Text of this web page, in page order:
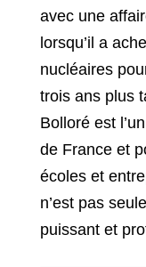
avec une
lorsqu’il a
nucléaires
trois ans plus
Bolloré est
de France et
écoles et
n’est pas
puissant et